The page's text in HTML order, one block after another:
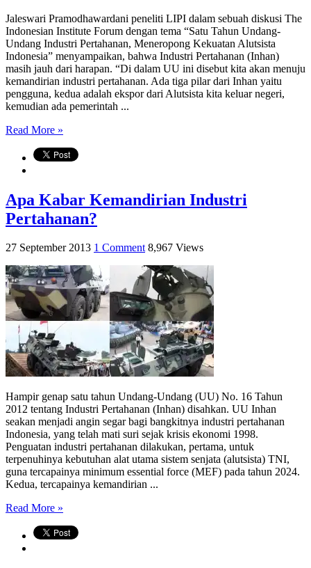
Jaleswari Pramodhawardani peneliti LIPI dalam sebuah diskusi The
Indonesian Institute Forum dengan tema “Satu Tahun Undang-
Undang Industri Pertahanan, Meneropong Kekuatan Alutsista
Indonesia” menyampaikan, bahwa Industri Pertahanan (Inhan)
masih jauh dari harapan. “Di dalam UU ini disebut kita akan menuju
kemandirian industri pertahanan. Ada tiga pilar dari Inhan yaitu
pengguna, kedua adalah ekspor dari Alutsista kita keluar negeri,
kemudian ada pemerintah ...
Read More »
Apa Kabar Kemandirian Industri
Pertahanan?
27 September 2013 1 Comment 8,967 Views
Hampir genap satu tahun Undang-Undang (UU) No. 16 Tahun
2012 tentang Industri Pertahanan (Inhan) disahkan. UU Inhan
seakan menjadi angin segar bagi bangkitnya industri pertahanan
Indonesia, yang telah mati suri sejak krisis ekonomi 1998.
Penguatan industri pertahanan dilakukan, pertama, untuk
terpenuhinya kebutuhan alat utama sistem senjata (alutsista) TNI,
guna tercapainya minimum essential force (MEF) pada tahun 2024.
Kedua, tercapainya kemandirian ...
Read More »